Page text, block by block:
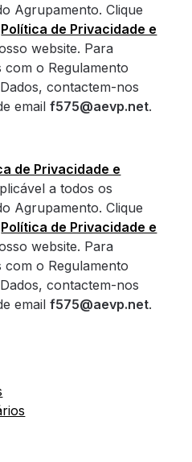
Agrupamento. Clique
Política de Privacidade e
website. Para
com o Regulamento
contactem-nos
emailf575@aevp.net.
de Privacidade e
a todos os
Agrupamento. Clique
Política de Privacidade e
website. Para
com o Regulamento
contactem-nos
emailf575@aevp.net.